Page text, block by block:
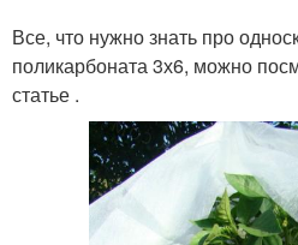
Все, что нужно знать про
поликарбоната 3х6, можно
статье .